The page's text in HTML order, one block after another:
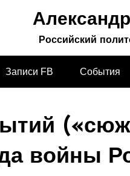
Российский
Записи FB События
войны